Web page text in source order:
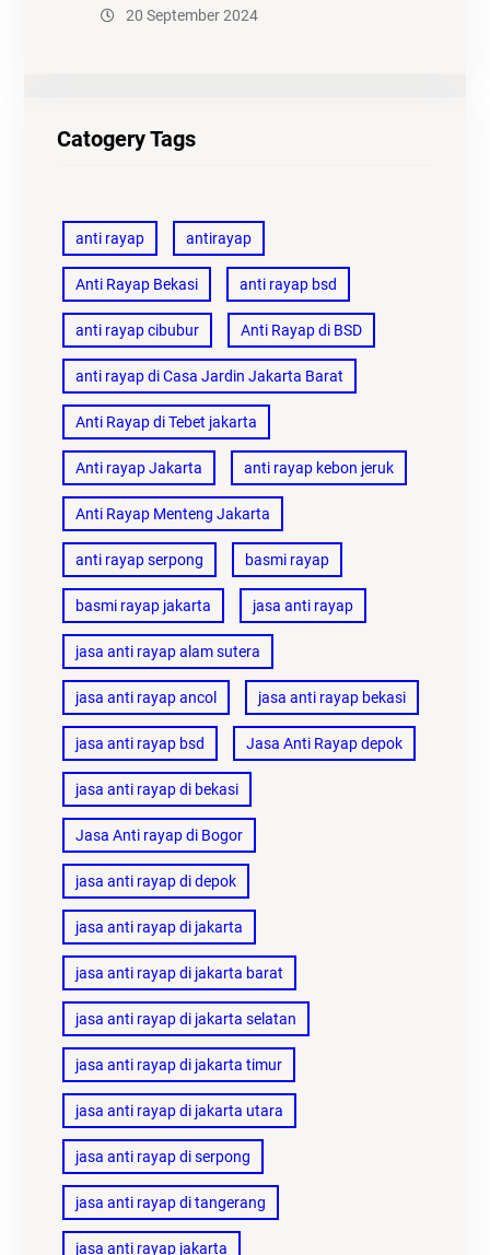
20 September 2024
Catogery Tags
anti rayap antirayap
Anti Rayap Bekasi anti rayap bsd
anti rayap cibubur Anti Rayap di BSD
anti rayap di Casa Jardin Jakarta Barat
Anti Rayap di Tebet jakarta
Anti rayap Jakarta anti rayap kebon jeruk
Anti Rayap Menteng Jakarta
anti rayap serpong basmi rayap
basmi rayap jakarta jasa anti rayap
jasa anti rayap alam sutera
jasa anti rayap ancol jasa anti rayap bekasi
jasa anti rayap bsd Jasa Anti Rayap depok
jasa anti rayap di bekasi
Jasa Anti rayap di Bogor
jasa anti rayap di depok
jasa anti rayap di jakarta
jasa anti rayap di jakarta barat
jasa anti rayap di jakarta selatan
jasa anti rayap di jakarta timur
jasa anti rayap di jakarta utara
jasa anti rayap di serpong
jasa anti rayap di tangerang
jasa anti rayap jakarta